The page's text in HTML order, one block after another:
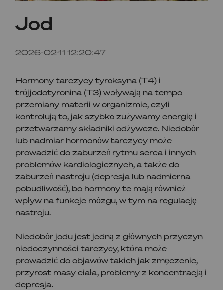
Jod
2026-02-11 12:20:47
Hormony tarczycy tyroksyna (T4) i
trójjodotyronina (T3) wpływają na tempo
przemiany materii w organizmie, czyli
kontrolują to, jak szybko zużywamy energię i
przetwarzamy składniki odżywcze. Niedobór
lub nadmiar hormonów tarczycy może
prowadzić do zaburzeń rytmu serca i innych
problemów kardiologicznych, a także do
zaburzeń nastroju (depresja lub nadmierna
pobudliwość), bo hormony te mają również
wpływ na funkcje mózgu, w tym na regulację
nastroju.
Niedobór jodu jest jedną z głównych przyczyn
niedoczynności tarczycy, która może
prowadzić do objawów takich jak zmęczenie,
przyrost masy ciała, problemy z koncentracją i
depresja.